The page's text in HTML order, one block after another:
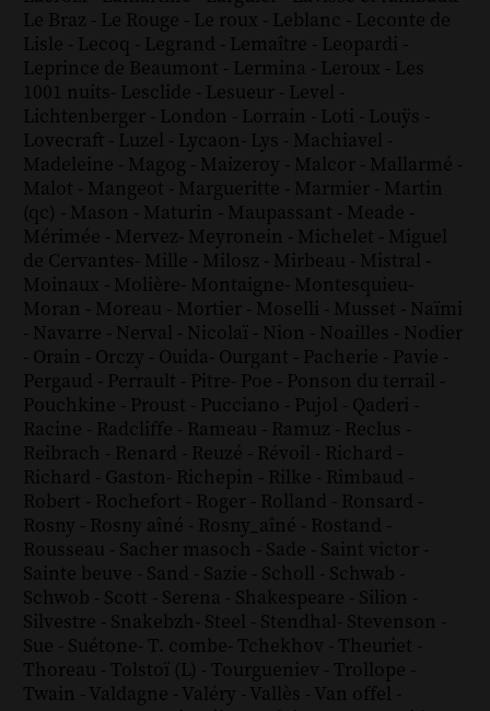
Le Braz - Le Rouge - Le roux - Leblanc - Leconte de
Lisle - Lecoq - Legrand - Lemaître - Leopardi -
Leprince de Beaumont - Lermina - Leroux - Les
1001 nuits- Lesclide - Lesueur - Level -
Lichtenberger - London - Lorrain - Loti - Louÿs -
Lovecraft - Luzel - Lycaon- Lys - Machiavel -
Madeleine - Magog - Maizeroy - Malcor - Mallarmé -
Malot - Mangeot - Margueritte - Marmier - Martin
(qc) - Mason - Maturin - Maupassant - Meade -
Mérimée - Mervez- Meyronein - Michelet - Miguel
de Cervantes- Mille - Milosz - Mirbeau - Mistral -
Moinaux - Molière- Montaigne- Montesquieu-
Moran - Moreau - Mortier - Moselli - Musset - Naïmi
- Navarre - Nerval - Nicolaï - Nion - Noailles - Nodier
- Orain - Orczy - Ouida- Ourgant - Pacherie - Pavie -
Pergaud - Perrault - Pitre- Poe - Ponson du terrail -
Pouchkine - Proust - Pucciano - Pujol - Qaderi -
Racine - Radcliffe - Rameau - Ramuz - Reclus -
Reibrach - Renard - Reuzé - Révoil - Richard -
Richard - Gaston- Richepin - Rilke - Rimbaud -
Robert - Rochefort - Roger - Rolland - Ronsard -
Rosny - Rosny aîné - Rosny_aîné - Rostand -
Rousseau - Sacher masoch - Sade - Saint victor -
Sainte beuve - Sand - Sazie - Scholl - Schwab -
Schwob - Scott - Serena - Shakespeare - Silion -
Silvestre - Snakebzh- Steel - Stendhal- Stevenson -
Sue - Suétone- T. combe- Tchekhov - Theuriet -
Thoreau - Tolstoï (L) - Tourgueniev - Trollope -
Twain - Valdagne - Valéry - Vallès - Van offel -